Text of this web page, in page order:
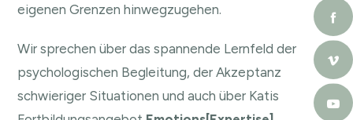
eigenen Grenzen hinwegzugehen.
Wir sprechen über das spannende Lernfeld der
psychologischen Begleitung, der Akzeptanz
schwieriger Situationen und auch über Katis